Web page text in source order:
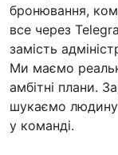
бронювання,
все через
замість
Ми маємо
амбітні плани.
шукаємо людину
у команді.